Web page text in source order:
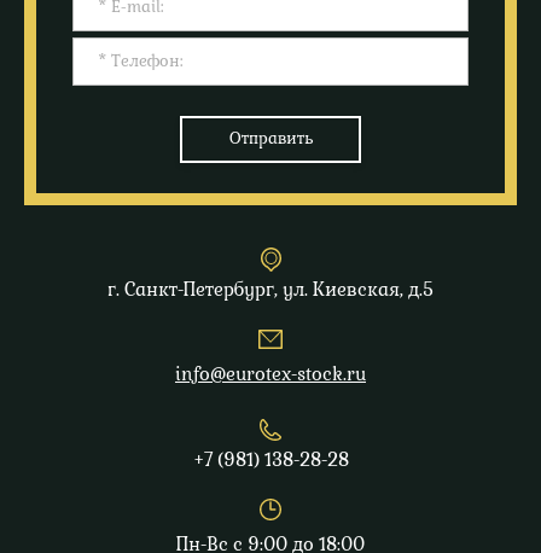
Отправить
г. Санкт-Петербург, ул. Киевская, д.5
info@eurotex-stock.ru
+7 (981) 138-28-28
Пн-Вс с 9:00 до 18:00